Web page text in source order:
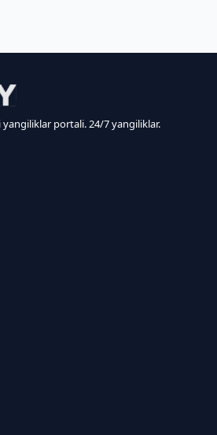
portali. 24/7 yangiliklar.